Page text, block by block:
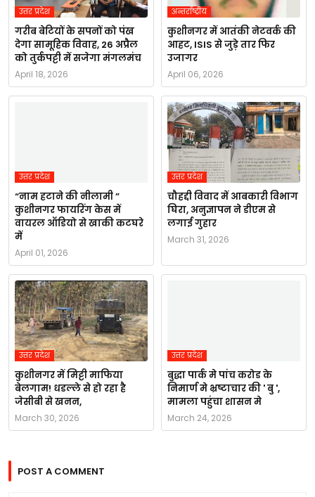
उत्तर प्रदेश
गरीब बेटियों के सपनों को पंख
देगा सामूहिक विवाह, 26 अप्रैल
को तुर्कपट्टी में सजेगा मंगलमंच
April 18, 2026
अन्तर्राष्ट्रीय
कुशीनगर में आतंकी नेटवर्क की
आहट, ISIS से जुड़े तार फिर
उजागर
April 06, 2026
उत्तर प्रदेश
“नाम हटाने की नीलामी ”
कुशीनगर फायरिंग केस में
वायरल ऑडियो से खाकी कटघरे
में
April 01, 2026
उत्तर प्रदेश
चौहद्दी विवाद में आबकारी विभाग
घिरा, अनुज्ञापन ने डीएम से
लगाई गुहार
March 31, 2026
उत्तर प्रदेश
कुशीनगर में मिट्टी माफिया
बेलगाम! धडल्ले से हो रहा है
जेसीबी से खनन,
March 30, 2026
उत्तर प्रदेश
बुद्धा पार्क मे पांच करोड के
निमार्ण मे भ्रष्टाचार की ' बु ',
मामला पहुंचा शासन मे
March 24, 2026
POST A COMMENT